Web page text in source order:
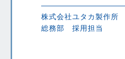
株式会社ユタカ製作所
総務部 採用担当